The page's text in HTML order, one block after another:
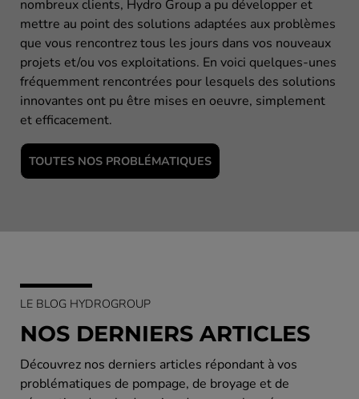
nombreux clients, Hydro Group a pu développer et
mettre au point des solutions adaptées aux problèmes
que vous rencontrez tous les jours dans vos nouveaux
projets et/ou vos exploitations. En voici quelques-unes
fréquemment rencontrées pour lesquels des solutions
innovantes ont pu être mises en oeuvre, simplement
et efficacement.
TOUTES NOS PROBLÉMATIQUES
LE BLOG HYDROGROUP
NOS DERNIERS ARTICLES
Découvrez nos derniers articles répondant à vos
problématiques de pompage, de broyage et de